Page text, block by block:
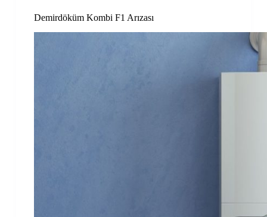
Demirdöküm Kombi F1 Arızası